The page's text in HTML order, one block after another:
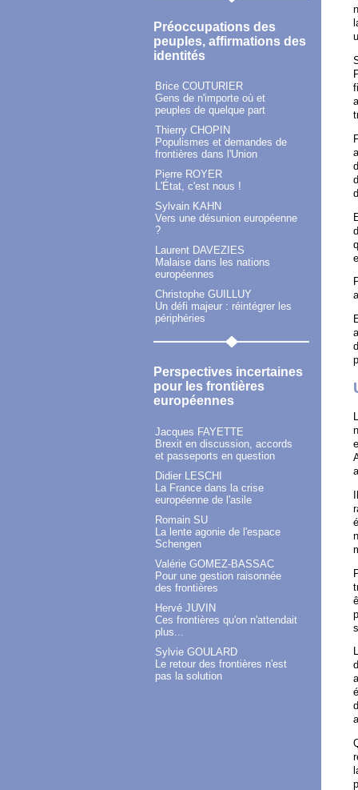
Préoccupations des
peuples, affirmations des
identités
Brice COUTURIER
Gens de n'importe où et
peuples de quelque part
Thierry CHOPIN
Populismes et demandes de
frontières dans l'Union
Pierre ROYER
L'État, c'est nous !
Sylvain KAHN
Vers une désunion européenne
?
Laurent DAVEZIES
Malaise dans les nations
européennes
Christophe GUILLUY
Un défi majeur : réintégrer les
périphéries
Perspectives incertaines
pour les frontières
européennes
Jacques FAYETTE
Brexit en discussion, accords
et passeports en question
Didier LESCHI
La France dans la crise
européenne de l'asile
Romain SU
La lente agonie de l'espace
Schengen
Valérie GOMEZ-BASSAC
Pour une gestion raisonnée
des frontières
Hervé JUVIN
Ces frontières qu'on n'attendait
plus...
Sylvie GOULARD
Le retour des frontières n'est
pas la solution